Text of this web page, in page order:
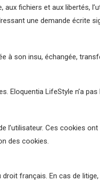
fichiers et aux libertés,
une demande écrite
à son insu, échangée,
Eloquentia LifeStyle n’a
l’utilisateur. Ces cookies
des cookies.
français. En cas de